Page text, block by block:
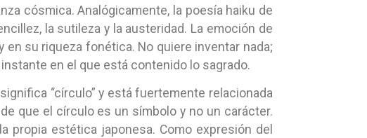
cósmica. Analógicamente, la poesía haiku de
la sutileza y la austeridad. La emoción de
su riqueza fonética. No quiere inventar nada;
en el que está contenido lo sagrado.
“círculo” y está fuertemente relacionada
que el círculo es un símbolo y no un carácter.
propia estética japonesa. Como expresión del